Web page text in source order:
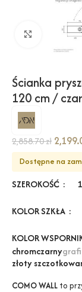
Kliknij,
Ścianka
120 cm /
2,858.70zł
Dostępne na
SZEROKOŚĆ
KOLOR SZKŁA
KOLOR
chromczarny
złoty
COMO WALL to